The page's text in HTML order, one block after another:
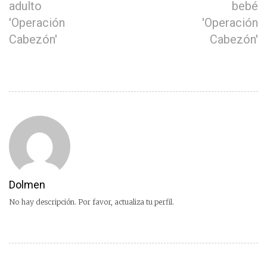
adulto
'Operación
Cabezón'
bebé
'Operación
Cabezón'
Dolmen
No hay descripción. Por favor, actualiza tu perfil.